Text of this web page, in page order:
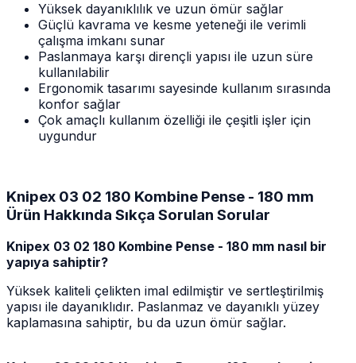
Yüksek dayanıklılık ve uzun ömür sağlar
Güçlü kavrama ve kesme yeteneği ile verimli
çalışma imkanı sunar
Paslanmaya karşı dirençli yapısı ile uzun süre
kullanılabilir
Ergonomik tasarımı sayesinde kullanım sırasında
konfor sağlar
Çok amaçlı kullanım özelliği ile çeşitli işler için
uygundur
Knipex 03 02 180 Kombine Pense - 180 mm
Ürün Hakkında Sıkça Sorulan Sorular
Knipex 03 02 180 Kombine Pense - 180 mm nasıl bir
yapıya sahiptir?
Yüksek kaliteli çelikten imal edilmiştir ve sertleştirilmiş
yapısı ile dayanıklıdır. Paslanmaz ve dayanıklı yüzey
kaplamasına sahiptir, bu da uzun ömür sağlar.